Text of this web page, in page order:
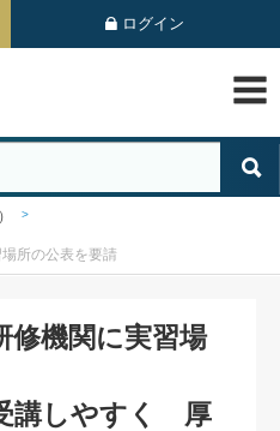
ログイン
所の公表を要請
修機関に実習場
講しやすく 厚